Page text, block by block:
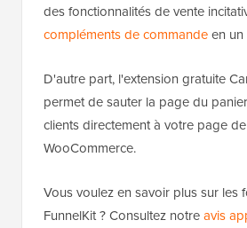
des fonctionnalités de vente
compléments de commandeen un
D'autre part, l'extension gratuite
permet de sauter la page du
clients directement à votre page
WooCommerce.
Vous voulez en savoir plus sur les
FunnelKit ? Consultez notreavis